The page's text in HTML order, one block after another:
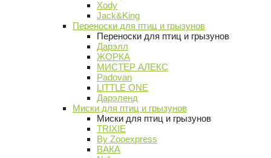
Xody
Jack&King
Переноски для птиц и грызунов
Переноски для птиц и грызунов
Дарэлл
ЖОРКА
МИСТЕР АЛЕКС
Padovan
LITTLE ONE
Дарэленд
Миски для птиц и грызунов
Миски для птиц и грызунов
TRIXIE
By Zooexpress
ВАКА